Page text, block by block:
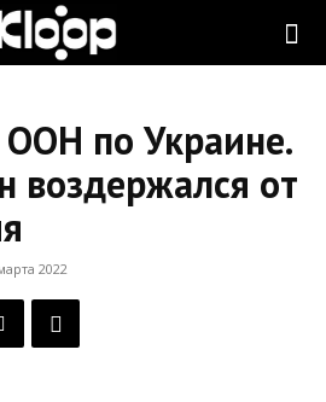
по Украине.
воздержался от
2022